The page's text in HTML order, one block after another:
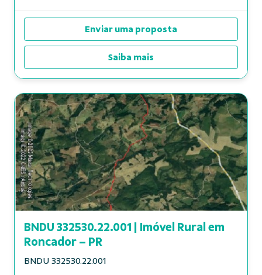
Enviar uma proposta
Saiba mais
BNDU 332530.22.001 | Imóvel Rural em
Roncador – PR
BNDU 332530.22.001